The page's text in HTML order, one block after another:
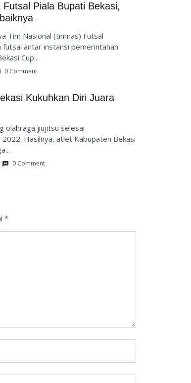
Piala Bupati Bekasi,
Tim Nasional (timnas) Futsal
antar instansi pemerintahan
Cup...
0 Comment
Kukuhkan Diri Juara
olahraga jiujitsu selesai
Hasilnya, atlet Kabupaten Bekasi
0 Comment
*